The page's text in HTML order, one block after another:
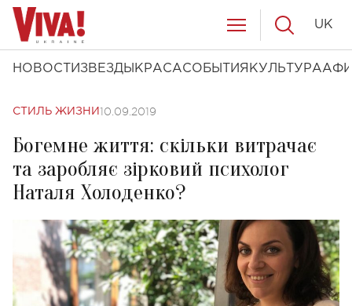
НОВОСТИ ЗВЕЗДЫ КРАСАСОБЫТИЯ КУЛЬТУРА
UK
СТИЛЬ ЖИЗНИ 10.09.2019
Богемне життя: скільки витрачає
та заробляє зірковий психолог
Наталя Холоденко?